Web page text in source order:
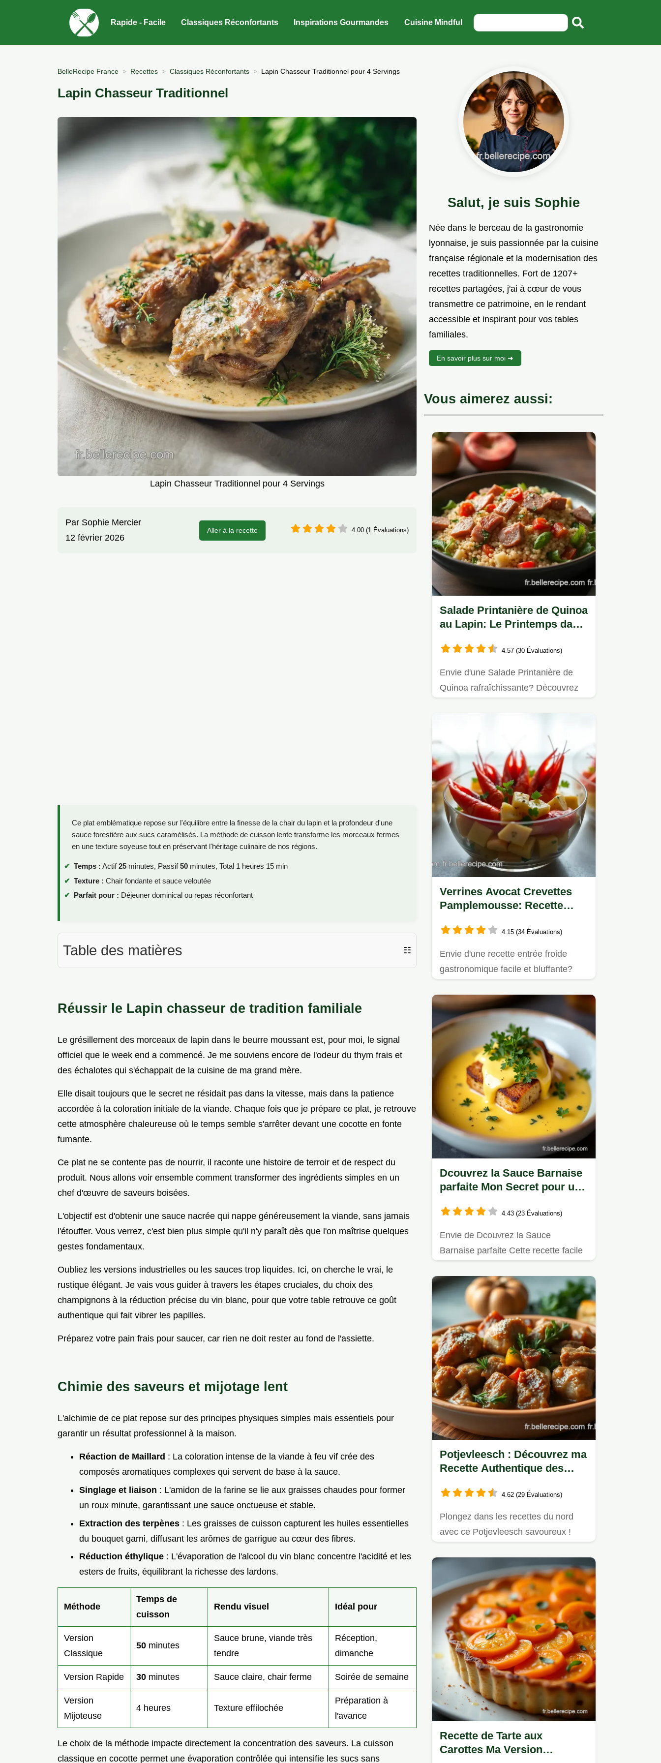
Rapide - Facile Classiques Réconfortants Inspirations Gourmandes Cuisine Mindful
BelleRecipe France Recettes Classiques Réconfortants Lapin Chasseur Traditionnel pour 4 Servings
Lapin Chasseur Traditionnel
Lapin Chasseur Traditionnel pour 4 Servings
Par Sophie Mercier
12 février 2026
Aller à la recette 4.00 (1 Évaluations)
Ce plat emblématique repose sur l'équilibre entre la finesse de la chair du lapin et la profondeur d'une
sauce forestière aux sucs caramélisés. La méthode de cuisson lente transforme les morceaux fermes
en une texture soyeuse tout en préservant l'héritage culinaire de nos régions.
Temps : Actif25 minutes, Passif50 minutes, Total 1 heures 15 min
Texture : Chair fondante et sauce veloutée
Parfait pour : Déjeuner dominical ou repas réconfortant
Table des matières ☷
Réussir le Lapin chasseur de tradition familiale
Le grésillement des morceaux de lapin dans le beurre moussant est, pour moi, le signal
officiel que le week end a commencé. Je me souviens encore de l'odeur du thym frais et
des échalotes qui s'échappait de la cuisine de ma grand mère.
Elle disait toujours que le secret ne résidait pas dans la vitesse, mais dans la patience
accordée à la coloration initiale de la viande. Chaque fois que je prépare ce plat, je retrouve
cette atmosphère chaleureuse où le temps semble s'arrêter devant une cocotte en fonte
fumante.
Ce plat ne se contente pas de nourrir, il raconte une histoire de terroir et de respect du
produit. Nous allons voir ensemble comment transformer des ingrédients simples en un
chef d'œuvre de saveurs boisées.
L'objectif est d'obtenir une sauce nacrée qui nappe généreusement la viande, sans jamais
l'étouffer. Vous verrez, c'est bien plus simple qu'il n'y paraît dès que l'on maîtrise quelques
gestes fondamentaux.
Oubliez les versions industrielles ou les sauces trop liquides. Ici, on cherche le vrai, le
rustique élégant. Je vais vous guider à travers les étapes cruciales, du choix des
champignons à la réduction précise du vin blanc, pour que votre table retrouve ce goût
authentique qui fait vibrer les papilles.
Préparez votre pain frais pour saucer, car rien ne doit rester au fond de l'assiette.
Chimie des saveurs et mijotage lent
L'alchimie de ce plat repose sur des principes physiques simples mais essentiels pour
garantir un résultat professionnel à la maison.
Réaction de Maillard : La coloration intense de la viande à feu vif crée des
composés aromatiques complexes qui servent de base à la sauce.
Singlage et liaison : L'amidon de la farine se lie aux graisses chaudes pour former
un roux minute, garantissant une sauce onctueuse et stable.
Extraction des terpènes : Les graisses de cuisson capturent les huiles essentielles
du bouquet garni, diffusant les arômes de garrigue au cœur des fibres.
Réduction éthylique : L'évaporation de l'alcool du vin blanc concentre l'acidité et les
esters de fruits, équilibrant la richesse des lardons.
Méthode
Temps de
cuisson
Rendu visuel Idéal pour
Version
Classique
50 minutes
Sauce brune, viande très
tendre
Réception,
dimanche
Version Rapide 30 minutes Sauce claire, chair ferme Soirée de semaine
Version
Mijoteuse
4 heures Texture effilochée
Préparation à
l'avance
Le choix de la méthode impacte directement la concentration des saveurs. La cuisson
classique en cocotte permet une évaporation contrôlée qui intensifie les sucs sans
Salut, je suis Sophie
Née dans le berceau de la gastronomie
lyonnaise, je suis passionnée par la cuisine
française régionale et la modernisation des
recettes traditionnelles. Fort de 1207+
recettes partagées, j'ai à cœur de vous
transmettre ce patrimoine, en le rendant
accessible et inspirant pour vos tables
familiales.
En savoir plus sur moi ➜
Vous aimerez aussi:
Salade Printanière de Quinoa
au Lapin: Le Printemps dans
4.57 (30 Évaluations)
Envie d'une Salade Printanière de
Quinoa rafraîchissante? Découvrez
Verrines Avocat Crevettes
Pamplemousse: Recette
4.15 (34 Évaluations)
Envie d'une recette entrée froide
gastronomique facile et bluffante?
Dcouvrez la Sauce Barnaise
parfaite Mon Secret pour une
4.43 (23 Évaluations)
Envie de Dcouvrez la Sauce
Barnaise parfaite Cette recette facile
Potjevleesch : Découvrez ma
Recette Authentique des
4.62 (29 Évaluations)
Plongez dans les recettes du nord
avec ce Potjevleesch savoureux !
Recette de Tarte aux
Carottes Ma Version